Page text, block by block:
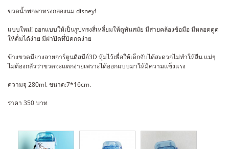
ขวดน้ำพกพาทรงกล่องนม disney!
แบบใหม่! ออกแบบให้เป็นรูปทรงสี่เหลี่ยมให้ดูทันสมัย มีสายคล้องข้อมือ มีหลอดดูด
ให้ดื่มได้ง่าย มีฝาปิดที่ปิดกดง่าย
ข้างขวดมียางลายการ์ตูนดิสนีย์3D หุ้มไว้เพื่อให้เด็กจับได้สะดวกไม่ทำให้ลื่น แม่ๆ
ไม่ต้องกลัวว่าขวดจะแตกง่ายเพราะได้ออกแบบมาให้มีความแข็งแรง
ความจุ 280ml. ขนาด:7*16cm.
ราคา 350 บาท